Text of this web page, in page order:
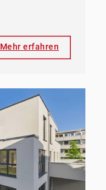
Mehr erfahren